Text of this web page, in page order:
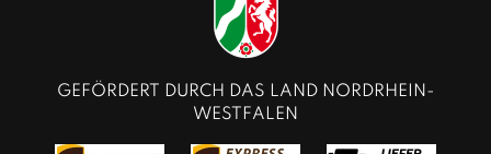
GEFÖRDERT DURCH DAS LAND NORDRHEIN-
WESTFALEN